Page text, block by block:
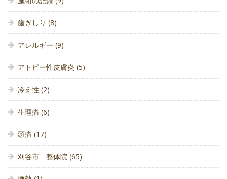
歯ぎしり (8)
アレルギー (9)
アトピー性皮膚炎 (5)
冷え性 (2)
生理痛 (6)
頭痛 (17)
刈谷市 整体院 (65)